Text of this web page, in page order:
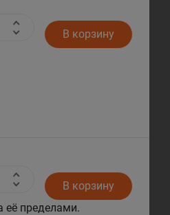
В корзину
В корзину
её пределами.